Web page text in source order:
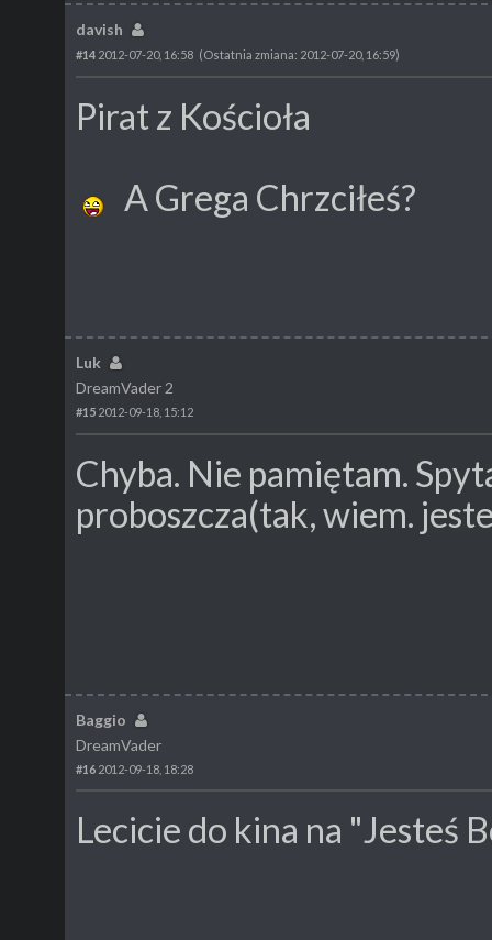
davish
#14 2012-07-20, 16:58 (Ostatnia zmiana: 2012-07-20, 16:59)
Pirat z Kościoła
A Grega Chrzciłeś?
Luk
DreamVader 2
#15 2012-09-18, 15:12
Chyba. Nie pamiętam.
proboszcza(tak, wiem.
Baggio
DreamVader
#16 2012-09-18, 18:28
Lecicie do kina na "Jesteś